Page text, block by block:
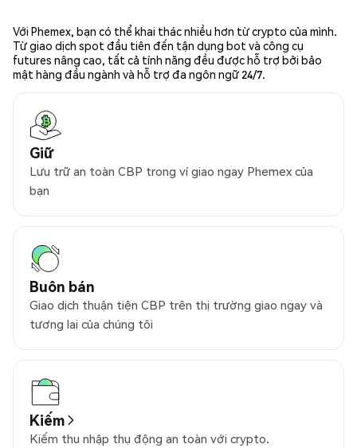
Với Phemex, bạn có thể khai thác nhiều hơn từ crypto của mình.
Từ giao dịch spot đầu tiên đến tận dụng bot và công cụ
futures nâng cao, tất cả tính năng đều được hỗ trợ bởi bảo
mật hàng đầu ngành và hỗ trợ đa ngôn ngữ 24/7.
Giữ
Lưu trữ an toàn CBP trong ví giao ngay Phemex của
bạn
Buôn bán
Giao dịch thuận tiện CBP trên thị trường giao ngay và
tương lai của chúng tôi
Kiếm
Kiếm thu nhập thụ động an toàn với crypto.